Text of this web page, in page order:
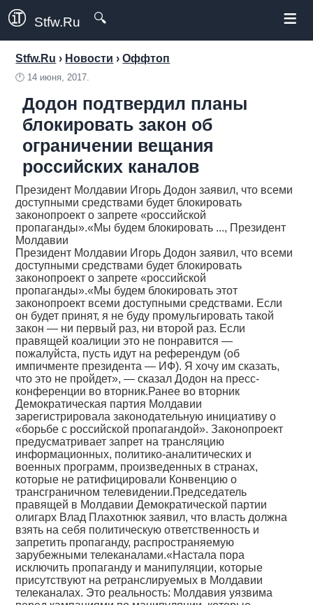
Stfw.Ru 🔍 ≡
Stfw.Ru › Новости ›Оффтоп
🕛 14 июня, 2017.
Додон подтвердил планы
блокировать закон об
ограничении вещания
российских каналов
Президент Молдавии Игорь Додон заявил, что всеми
доступными средствами будет блокировать
законопроект о запрете «российской
пропаганды».«Мы будем блокировать ..., Президент
Молдавии
Президент Молдавии Игорь Додон заявил, что всеми
доступными средствами будет блокировать
законопроект о запрете «российской
пропаганды».«Мы будем блокировать этот
законопроект всеми доступными средствами. Если
он будет принят, я не буду промульгировать такой
закон — ни первый раз, ни второй раз. Если
правящей коалиции это не понравится —
пожалуйста, пусть идут на референдум (об
импичменте президента — ИФ). Я хочу им сказать,
что это не пройдет», — сказал Додон на пресс-
конференции во вторник.Ранее во вторник
Демократическая партия Молдавии
зарегистрировала законодательную инициативу о
«борьбе с российской пропагандой». Законопроект
предусматривает запрет на трансляцию
информационных, политико-аналитических и
военных программ, произведенных в странах,
которые не ратифицировали Конвенцию о
трансграничном телевидении.Председатель
правящей в Молдавии Демократической партии
олигарх Влад Плахотнюк заявил, что власть должна
взять на себя политическую ответственность и
запретить пропаганду, распространяемую
зарубежными телеканалами.«Настала пора
исключить пропаганду и манипуляции, которые
присутствуют на ретранслируемых в Молдавии
телеканалах. Это реальность: Молдавия уязвима